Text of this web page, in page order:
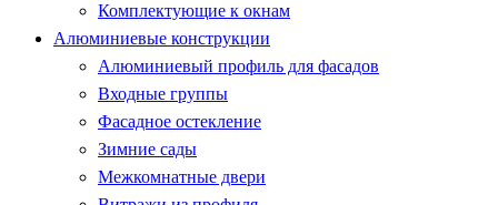
Комплектующие к окнам
Алюминиевые конструкции
Алюминиевый профиль для фасадов
Входные группы
Фасадное остекление
Зимние сады
Межкомнатные двери